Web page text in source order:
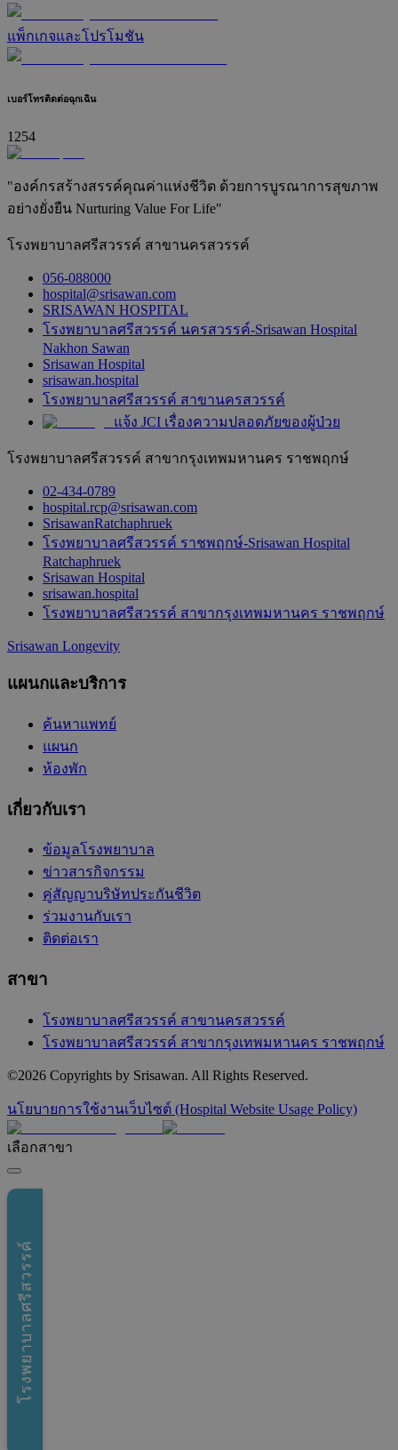
แพ็กเกจและโปรโมชัน
เบอร์โทรติดต่อฉุกเฉิน
1254
"องค์กรสร้างสรรค์คุณค่าแห่งชีวิต ด้วยการบูรณาการสุขภาพ
อย่างยั่งยืน Nurturing Value For Life"
โรงพยาบาลศรีสวรรค์ สาขานครสวรรค์
056-088000
hospital@srisawan.com
SRISAWAN HOSPITAL
โรงพยาบาลศรีสวรรค์ นครสวรรค์-Srisawan Hospital
Nakhon Sawan
Srisawan Hospital
srisawan.hospital
โรงพยาบาลศรีสวรรค์ สาขานครสวรรค์
แจ้ง JCI เรื่องความปลอดภัยของผู้ป่วย
โรงพยาบาลศรีสวรรค์ สาขากรุงเทพมหานคร ราชพฤกษ์
02-434-0789
hospital.rcp@srisawan.com
SrisawanRatchaphruek
โรงพยาบาลศรีสวรรค์ ราชพฤกษ์-Srisawan Hospital
Ratchaphruek
Srisawan Hospital
srisawan.hospital
โรงพยาบาลศรีสวรรค์ สาขากรุงเทพมหานคร ราชพฤกษ์
Srisawan Longevity
แผนกและบริการ
ค้นหาแพทย์
แผนก
ห้องพัก
เกี่ยวกับเรา
ข้อมูลโรงพยาบาล
ข่าวสารกิจกรรม
คู่สัญญาบริษัทประกันชีวิต
ร่วมงานกับเรา
ติดต่อเรา
สาขา
โรงพยาบาลศรีสวรรค์ สาขานครสวรรค์
โรงพยาบาลศรีสวรรค์ สาขากรุงเทพมหานคร ราชพฤกษ์
©2026 Copyrights by Srisawan. All Rights Reserved.
นโยบายการใช้งานเว็บไซต์ (Hospital Website Usage Policy)
เลือกสาขา
โรงพยาบาลศรีสวรรค์